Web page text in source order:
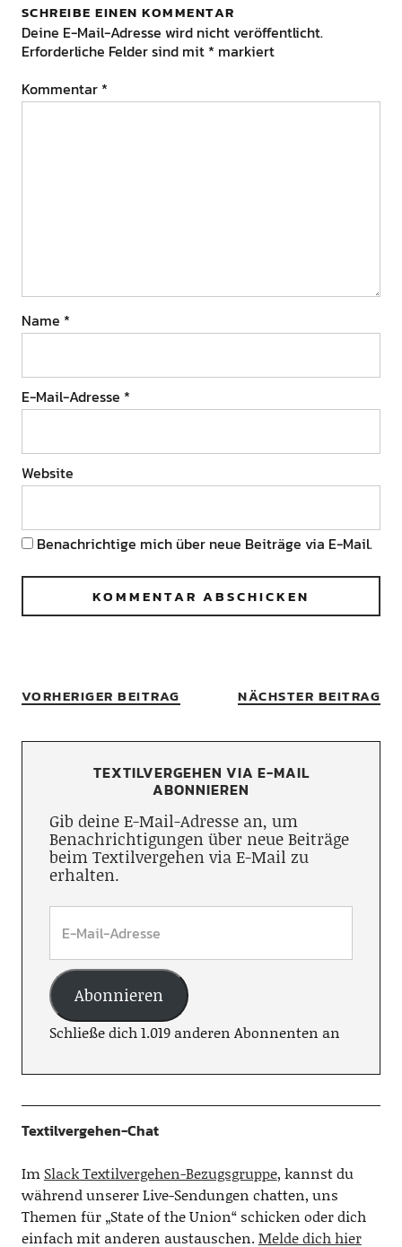
SCHREIBE EINEN KOMMENTAR
Deine E-Mail-Adresse wird nicht veröffentlicht.
Erforderliche Felder sind mit * markiert
Kommentar *
Name *
E-Mail-Adresse *
Website
Benachrichtige mich über neue Beiträge via E-Mail.
VORHERIGER BEITRAG NÄCHSTER BEITRAG
TEXTILVERGEHEN VIA E-MAIL
ABONNIEREN
Gib deine E-Mail-Adresse an, um
Benachrichtigungen über neue Beiträge
beim Textilvergehen via E-Mail zu
erhalten.
Abonnieren
Schließe dich 1.019 anderen Abonnenten an
Textilvergehen-Chat
Im Slack Textilvergehen-Bezugsgruppe, kannst du
während unserer Live-Sendungen chatten, uns
Themen für „State of the Union“ schicken oder dich
einfach mit anderen austauschen.Melde dich hier